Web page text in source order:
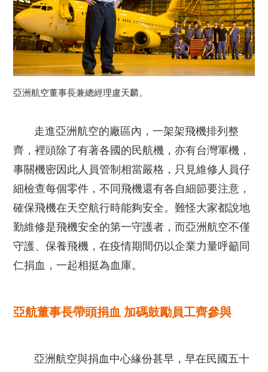
亞洲航空董事長兼總經理盧天麟。
走進亞洲航空的廠區內，一架架飛機排列整
齊，裡頭除了有著各國的民航機，亦有台灣軍機，
事關機密因此人員管制相當嚴格，只見維修人員仔
細檢查每個零件，不同飛機還有各自細節要注意，
確保飛機在天空航行時能夠安全。難怪大家都說地
勤維修是飛機安全的第一守護者，而亞洲航空不僅
守護、保養飛機，在疫情期間仍以企業力量呼籲同
仁捐血，一起相挺為血庫。
亞航董事長帶頭捐血 加碼鼓勵員工齊參與
亞洲航空與捐血中心緣份甚早，早在民國五十